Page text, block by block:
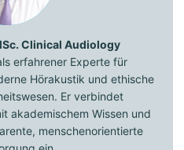
Clinical Audiology
erfahrener Experte für
Hörakustik und ethische
Er verbindet
akademischem Wissen und
menschenorientierte